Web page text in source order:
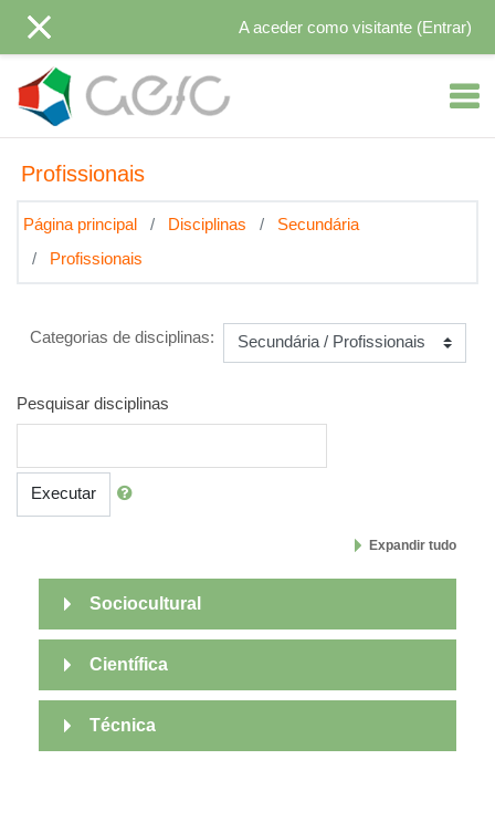
A aceder como visitante (Entrar)
Profissionais
Página principal Disciplinas
Secundária
Profissionais
Categorias de disciplinas:
Pesquisar disciplinas
Executar
Expandir tudo
Sociocultural
Científica
Técnica